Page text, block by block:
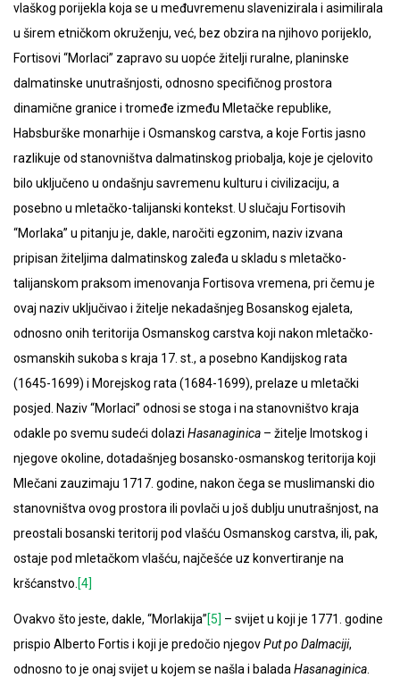
vlaškog porijekla koja se u međuvremenu slavenizirala i asimilirala
u širem etničkom okruženju, već, bez obzira na njihovo porijeklo,
Fortisovi “Morlaci” zapravo su uopće žitelji ruralne, planinske
dalmatinske unutrašnjosti, odnosno specifičnog prostora
dinamične granice i tromeđe između Mletačke republike,
Habsburške monarhije i Osmanskog carstva, a koje Fortis jasno
razlikuje od stanovništva dalmatinskog priobalja, koje je cjelovito
bilo uključeno u ondašnju savremenu kulturu i civilizaciju, a
posebno u mletačko-talijanski kontekst. U slučaju Fortisovih
“Morlaka” u pitanju je, dakle, naročiti egzonim, naziv izvana
pripisan žiteljima dalmatinskog zaleđa u skladu s mletačko-
talijanskom praksom imenovanja Fortisova vremena, pri čemu je
ovaj naziv uključivao i žitelje nekadašnjeg Bosanskog ejaleta,
odnosno onih teritorija Osmanskog carstva koji nakon mletačko-
osmanskih sukoba s kraja 17. st., a posebno Kandijskog rata
(1645-1699) i Morejskog rata (1684-1699), prelaze u mletački
posjed. Naziv “Morlaci” odnosi se stoga i na stanovništvo kraja
odakle po svemu sudeći dolazi Hasanaginica – žitelje Imotskog i
njegove okoline, dotadašnjeg bosansko-osmanskog teritorija koji
Mlečani zauzimaju 1717. godine, nakon čega se muslimanski dio
stanovništva ovog prostora ili povlači u još dublju unutrašnjost, na
preostali bosanski teritorij pod vlašću Osmanskog carstva, ili, pak,
ostaje pod mletačkom vlašću, najčešće uz konvertiranje na
kršćanstvo.[4]
Ovakvo što jeste, dakle, “Morlakija”[5] – svijet u koji je 1771. godine
prispio Alberto Fortis i koji je predočio njegovPut po Dalmaciji,
odnosno to je onaj svijet u kojem se našla i baladaHasanaginica.